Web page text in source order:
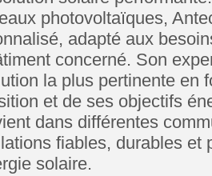
photovoltaïques,
adapté aux
concerné. Son
la plus pertinente en
et de ses objectifs
dans différentes
fiables, durables et
solaire.